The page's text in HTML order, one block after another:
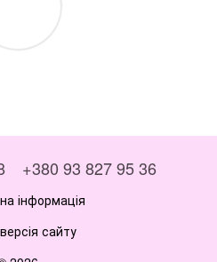
+380 93 827 95 36
інформація
сайту